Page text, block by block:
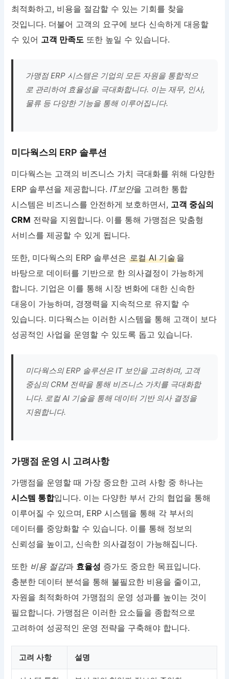
최적화하고, 비용을 절감할 수 있는 기회를 찾을
것입니다. 더불어 고객의 요구에 보다 신속하게 대응할
수 있어 고객 만족도 또한 높일 수 있습니다.
가맹점 ERP 시스템은 기업의 모든 자원을 통합적으
로 관리하여 효율성을 극대화합니다. 이는 재무, 인사,
물류 등 다양한 기능을 통해 이루어집니다.
미다웍스의 ERP 솔루션
미다웍스는 고객의 비즈니스 가치 극대화를 위해 다양한
ERP 솔루션을 제공합니다.IT보안을 고려한 통합
시스템은 비즈니스를 안전하게 보호하면서, 고객 중심의
CRM 전략을 지원합니다. 이를 통해 가맹점은 맞춤형
서비스를 제공할 수 있게 됩니다.
또한, 미다웍스의 ERP 솔루션은로컬 AI 기술을
바탕으로 데이터를 기반으로 한 의사결정이 가능하게
합니다. 기업은 이를 통해 시장 변화에 대한 신속한
대응이 가능하며, 경쟁력을 지속적으로 유지할 수
있습니다. 미다웍스는 이러한 시스템을 통해 고객이 보다
성공적인 사업을 운영할 수 있도록 돕고 있습니다.
미다웍스의 ERP 솔루션은 IT 보안을 고려하며, 고객
중심의 CRM 전략을 통해 비즈니스 가치를 극대화합
니다. 로컬 AI 기술을 통해 데이터 기반 의사 결정을
지원합니다.
가맹점 운영 시 고려사항
가맹점을 운영할 때 가장 중요한 고려 사항 중 하나는
시스템 통합입니다. 이는 다양한 부서 간의 협업을 통해
이루어질 수 있으며, ERP 시스템을 통해 각 부서의
데이터를 중앙화할 수 있습니다. 이를 통해 정보의
신뢰성을 높이고, 신속한 의사결정이 가능해집니다.
또한 비용 절감과 효율성 증가도 중요한 목표입니다.
충분한 데이터 분석을 통해 불필요한 비용을 줄이고,
자원을 최적화하여 가맹점의 운영 성과를 높이는 것이
필요합니다. 가맹점은 이러한 요소들을 종합적으로
고려하여 성공적인 운영 전략을 구축해야 합니다.
고려 사항 설명